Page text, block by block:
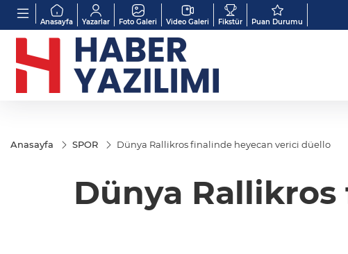
Anasayfa Yazarlar Foto Galeri Video Galeri Fikstür Puan Durumu
Anasayfa SPOR Dünya Rallikros finalinde heyecan verici düello
Dünya